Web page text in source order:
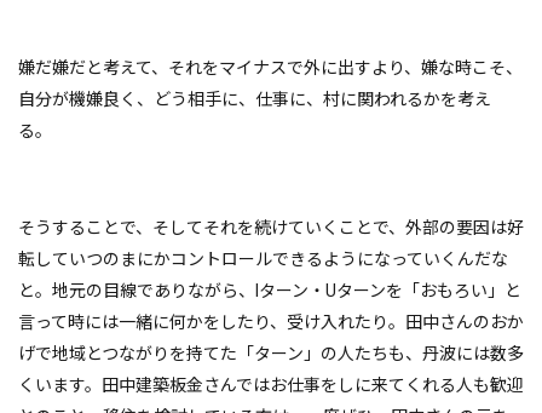
嫌だ嫌だと考えて、それをマイナスで外に出すより、 嫌な時こそ、
自分が機嫌良く、どう相手に、仕事に、村に関われるかを考え
る。
そうすることで、そしてそれを続けていくことで、外部の要因は好
転していつのまにかコントロールできるようになっていくんだな
と。地元の目線でありながら、Iターン・Uターンを「おもろい」と
言って時には一緒に何かをしたり、受け入れたり。田中さんのおか
げで地域とつながりを持てた「ターン」の人たちも、丹波には数多
くいます。田中建築板金さんではお仕事をしに来てくれる人も歓迎